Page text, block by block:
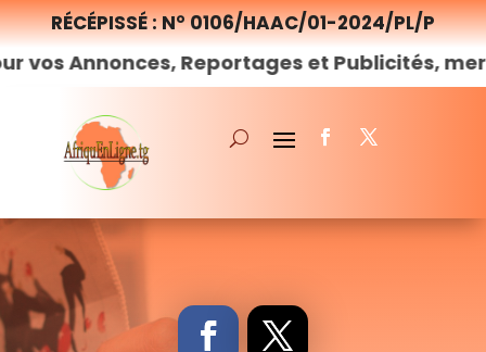
RÉCÉPISSÉ : N° 0106/HAAC/01-2024/PL/P
Reportages et Publicités, merci denous